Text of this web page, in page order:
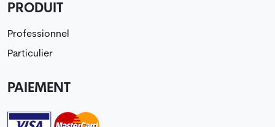
PRODUIT
Professionnel
Particulier
PAIEMENT